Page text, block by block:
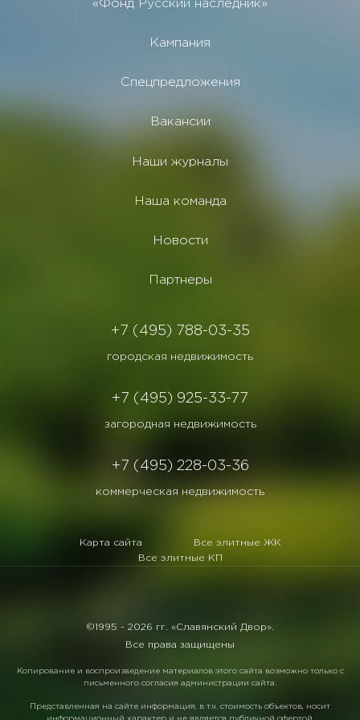
«Фонд Русский наследник»
Кампания
Спецпредложения
Вакансии
Наши журналы
Наша команда
Новости
Партнеры
+7 (495) 788-03-35
городская недвижимость
+7 (495) 925-33-77
загородная недвижимость
+7 (495) 228-03-36
коммерческая недвижимость
Карта сайта
Все элитные ЖК
Все элитные КП
©1995 - 2026 гг. «Славянский Двор».
Все права защищены
Копирование и воспроизведение материалов этого сайта возможно только с
письменного согласия администрации сайта.
Представленная на сайте информация, в т.ч. стоимость объектов, носит